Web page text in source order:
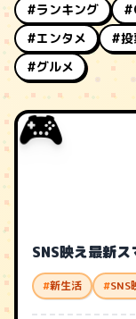
#ランキング
#エンタメ
#投
#グルメ
🎮
SNS映え最新
#新生活 #SNS